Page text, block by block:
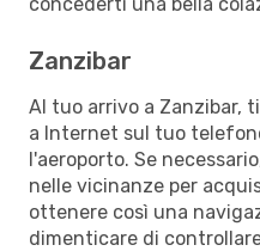
Zanzibar
Al tuo arrivo a Zanzibar,
a Internet sul tuo
l'aeroporto. Se
nelle vicinanze per
ottenere così una
dimenticare di